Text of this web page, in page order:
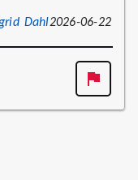
Dahl2026-06-22